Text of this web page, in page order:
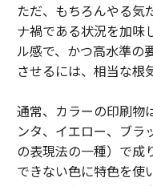
ただ、もちろんやる気
ナ禍である状況を加味
ル感で、かつ高水準の
させるには、相当な根
通常、カラーの印刷物
ンタ、イエロー、ブラ
の表現法の一種）で成
できない色に特色を使